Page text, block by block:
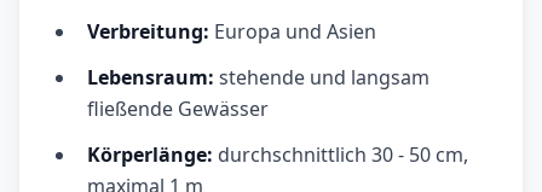
Verbreitung: Europa und Asien
Lebensraum: stehende und langsam
fließende Gewässer
Körperlänge: durchschnittlich 30 - 50 cm,
maximal 1 m